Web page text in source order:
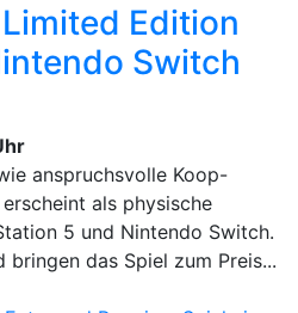
Edition
Switch
anspruchsvolle Koop-
als physische
5 und Nintendo Switch.
das Spiel zum Preis...